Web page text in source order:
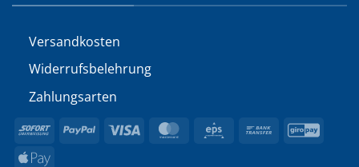
Versandkosten
Widerrufs­belehrung
Zahlungsarten
Sofort PayPal Visa MasterCard
Eps
Bank
Apple